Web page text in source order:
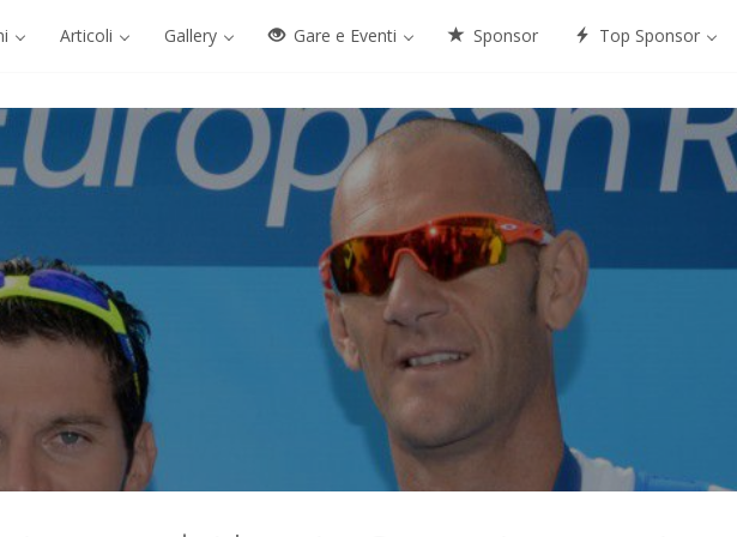
Articoli Gallery Gare e Eventi Sponsor Top Sponsor